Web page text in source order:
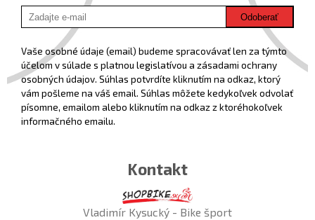
Odoberať
Vaše osobné údaje (email) budeme spracovávať len za týmto
účelom v súlade s platnou legislatívou a zásadami ochrany
osobných údajov. Súhlas potvrdíte kliknutím na odkaz, ktorý
vám pošleme na váš email. Súhlas môžete kedykoľvek odvolať
písomne, emailom alebo kliknutím na odkaz z ktoréhokoľvek
informačného emailu.
Kontakt
Vladimír Kysucký - Bike šport